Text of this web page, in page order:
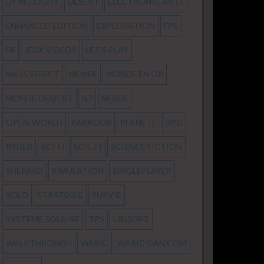
ENHANCED EDITION EXPLORATION FPS
FR JEUX VIDEOS LET'S PLAY
MASS EFFECT MOMIE MONDE EN OR
MONDE OUVERT N7 NEXUS
OPEN-WORLD PARKOUR PLANÈTE RPG
RYDER SCI-FI SCIE-FI SCIENCE FICTION
SHEPARD SIMULATION SINGLEPLAYER
SOLO STRATÉGIE SURVIE
SYSTÈME SOLAIRE TPS UBISOFT
WALKTHROUGH WARIC WARIC-DAN.COM